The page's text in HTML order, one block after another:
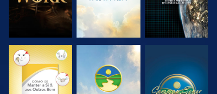
VER VER VER